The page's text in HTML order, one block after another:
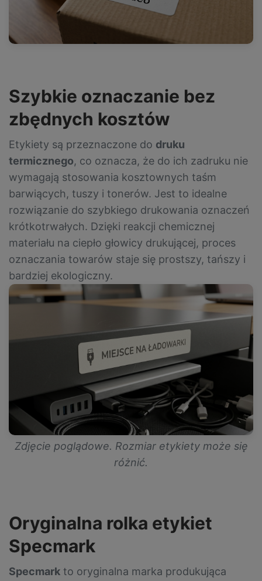
Szybkie oznaczanie bez
zbędnych kosztów
Etykiety są przeznaczone do druku
termicznego, co oznacza, że do ich zadruku nie
wymagają stosowania kosztownych taśm
barwiących, tuszy i tonerów. Jest to idealne
rozwiązanie do szybkiego drukowania oznaczeń
krótkotrwałych. Dzięki reakcji chemicznej
materiału na ciepło głowicy drukującej, proces
oznaczania towarów staje się prostszy, tańszy i
bardziej ekologiczny.
Zdjęcie poglądowe. Rozmiar etykiety może się
różnić.
Oryginalna rolka etykiet
Specmark
Specmark to oryginalna marka produkująca